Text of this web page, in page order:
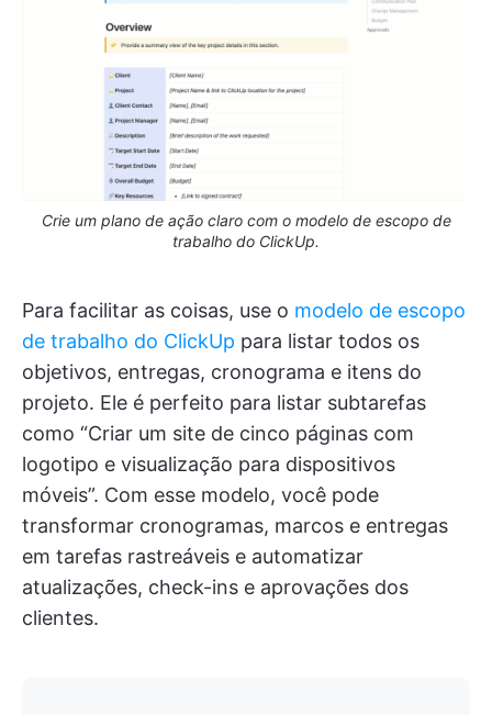
Crie um plano de ação claro com o modelo de escopo de
trabalho do ClickUp.
Para facilitar as coisas, use o modelo de escopo
de trabalho do ClickUp para listar todos os
objetivos, entregas, cronograma e itens do
projeto. Ele é perfeito para listar subtarefas
como “Criar um site de cinco páginas com
logotipo e visualização para dispositivos
móveis”. Com esse modelo, você pode
transformar cronogramas, marcos e entregas
em tarefas rastreáveis e automatizar
atualizações, check-ins e aprovações dos
clientes.